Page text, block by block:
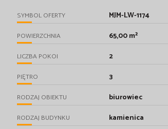
SYMBOL OFERTY MJM-LW-1174
POWIERZCHNIA 65,00 m²
LICZBA POKOI 2
PIĘTRO 3
RODZAJ OBIEKTU biurowiec
RODZAJ BUDYNKU kamienica